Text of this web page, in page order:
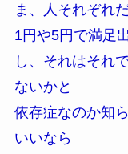
ま、人それぞれ
1円や5円で満足
し、それはそれ
ないかと
依存症なのか知
いいなら